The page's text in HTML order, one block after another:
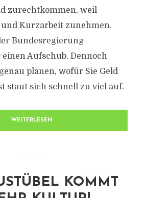
zurechtkommen, weil
Kurzarbeit zunehmen.
Bundesregierung
Aufschub. Dennoch
planen, wofür Sie Geld
staut sich schnell zu viel auf.
WEITERLESEN
KOMMT